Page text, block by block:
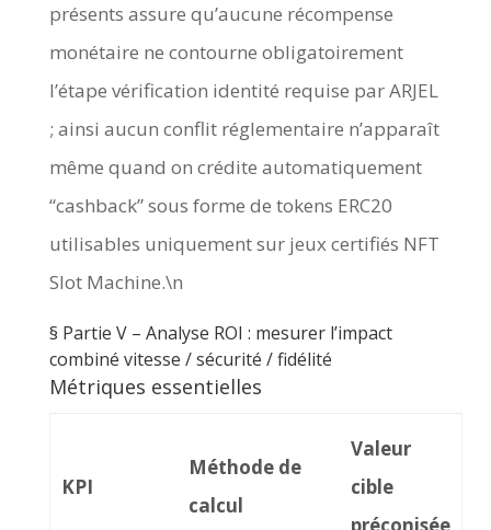
présents assure qu’aucune récompense
monétaire ne contourne obligatoirement
l’étape vérification identité requise par ARJEL
; ainsi aucun conflit réglementaire n’apparaît
même quand on crédite automatiquement
“cashback” sous forme de tokens ERC20
utilisables uniquement sur jeux certifiés NFT
Slot Machine.\n
§️ Partie V – Analyse ROI : mesurer l’impact
combiné vitesse / sécurité / fidélité
Métriques essentielles
KPI
Méthode de
calcul
Valeur
cible